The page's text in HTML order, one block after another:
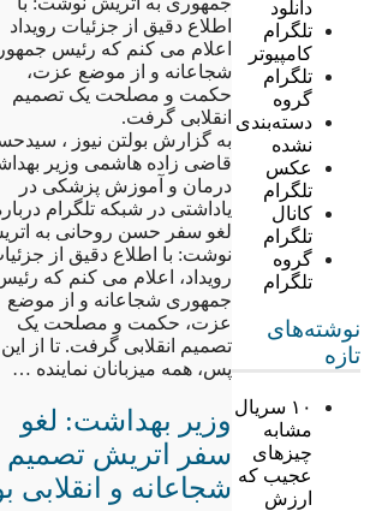
دانلود
تلگرام
کامپیوتر
تلگرام
گروه
دسته‌بندی
نشده
عکس
تلگرام
کانال
تلگرام
گروه
تلگرام
نوشته‌های
تازه
۱۰ سریال
مشابه
چیزهای
عجیب که
ارزش
اطلاع دقیق از جزئیات رویداد
اعلام می کنم که رئیس
شجاعانه و از موضع عزت،
حکمت و مصلحت یک تصمیم
انقلابی گرفت.
به گزارش بولتن نیوز ،
قاضی زاده هاشمی وزیر
درمان و آموزش پزشکی در
یاداشتی در شبکه تلگرام
لغو سفر حسن روحانی به
نوشت: با اطلاع دقیق از
رویداد، اعلام می کنم که
جمهوری شجاعانه و از موضع
عزت، حکمت و مصلحت یک
تصمیم انقلابی گرفت. تا از این
پس، همه میزبانان نماینده …
وزیر بهداشت: لغو
سفر اتریش تصمیم
شجاعانه و انقلابی